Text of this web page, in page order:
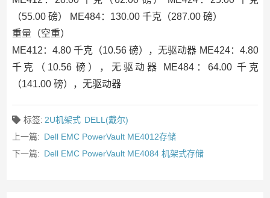
（55.00 磅） ME484：130.00 千克（287.00 磅）
重量（空重）
ME412：4.80 千克（10.56 磅），无驱动器 ME424：4.80
千克（10.56 磅），无驱动器 ME484：64.00 千克
（141.00 磅），无驱动器
标签: 2U机架式 DELL(戴尔)
上一篇: Dell EMC PowerVault ME4012存储
下一篇: Dell EMC PowerVault ME4084 机架式存储